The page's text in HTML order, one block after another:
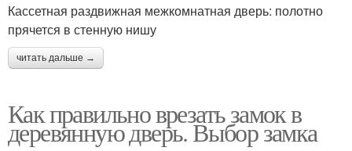
Кассетная раздвижная межкомнатная дверь: полотно
прячется в стенную нишу
читать дальше →
Как правильно врезать замок в
деревянную дверь. Выбор замка